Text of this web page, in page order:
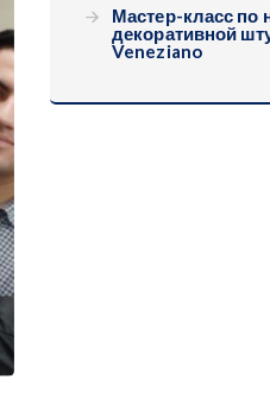
Мастер-класс по
декоративной
Veneziano